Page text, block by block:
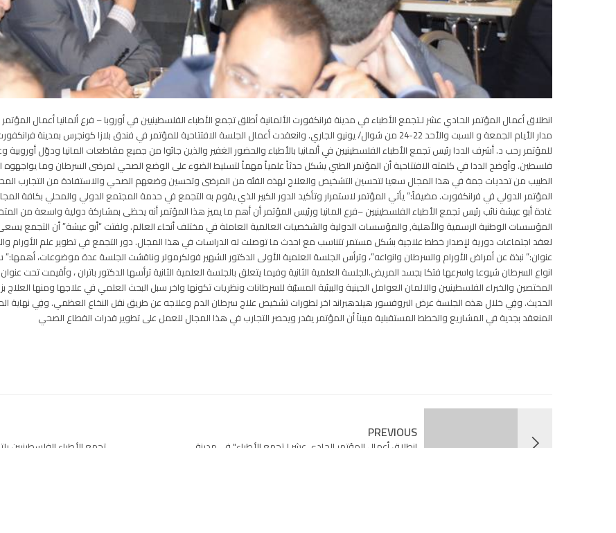
انطلاق أعمال المؤتمر الحادي عشر لـتجمع الأطباء في مدينة فرانكفورت الألمانية أطلق تجمع الأطباء الفلسطينيين في أوروبا – فرع ألمانيا أعمال
مدار الأيام الجمعة و السبت والأحد 22-24 من شوال/ يونيو الجاري. وانعقدت أعمال الجلسة الافتتاحية للمؤتمر في فندق بلازا كونجرس
للمؤتمر رحب د. أشرف الددا رئيس تجمع الأطباء الفلسطينيين في ألمانيا بالأطباء والحضور الغفير والذين جائوا من جميع مقاطعات المانيا ودوّل
فلسطين. وأوضح الددا في كلمته الافتتاحية أن المؤتمر الطبي يشكل حدثاً علمياً مهماً لتسليط الضوء على الوضع الصحي لمرضى السرطان وما
الطبيب من تحديات جمة في هذا المجال سعيا لتحسين التشخيص والعلاج لهذه الفئه من المرضى وتحسين وضعهم الصحي والاستفادة من التجارب
المؤتمر الدولي في فرانكفورت. مضيفاً:” يأتي المؤتمر لاستمرار وتأكيد الدور الكبير الذي يقوم به التجمع في خدمة المجتمع الدولي والمحلي بكافة
غادة أبو عيشة نائب رئيس تجمع الأطباء الفلسطينيين –فرع المانيا ورئيس المؤتمر أن أهم ما يميز هذا المؤتمر أنه يحظى بمشاركة دولية واسعة من
المؤسسات الوطنية الرسمية والأهلية, والمؤسسات الدولية والشخصيات العالمية العاملة في مختلف أنحاء العالم. ولفتت “أبو عيشة” أن التجمع يسعى
لعقد اجتماعات دورية لإصدار خطط علاجية بشكل مستمر تتناسب مع احدث ما توصلت له الدراسات في هذا المجال. دور التجمع في تطوير علم
عنوان:” نبذة عن أمراض الأورام والسرطان وانواعه”، وترأس الجلسة العلمية الأولى الدكتور الشهير فولكرمولر وناقشت الجلسة عدة موضوعات،
انواع السرطان شيوعا واسرعها فتكا بجسد المريض.الجلسة العلمية الثانية وفيما يتعلق بالجلسة العلمية الثانية ترأسها الدكتور باتران ، وأقيمت
المختصين والخبراء الفلسطينيين والالمان العوامل الجينية والبيئية المسبّبة للسرطانات ونظريات تكونها واخر سبل البحث العلمي في علاجها ومنها
الحديث. وفِي خلال هذه الجلسة عرض البروفسور هيلدهبراند اخر تطورات تشخيص علاج سرطان الدم وعلاجه عن طريق نقل النخاع العظمي. وفِي نهاية
المنعقد بجدية في المشاريع والخطط المستقبلية مبيناً أن المؤتمر يقدر ويحصر التجارب في هذا المجال للعمل على تطوير قدرات القطاع الصحي
PREVIOUS
انطلاق أعمال المؤتمر الحادي عشر لـتجمع الأطباء" في مدينة تجمع الأطباء الفلسطينيين